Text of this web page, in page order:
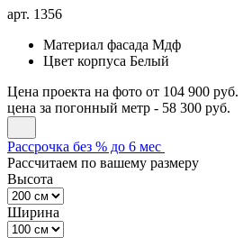
арт. 1356
Материал фасада Мдф
Цвет корпуса Белый
Цена проекта на фото от 104 900 руб.
цена за погонный метр - 58 300 руб.
Рассрочка без % до 6 мес
Рассчитаем по вашему размеру
Высота
Ширина